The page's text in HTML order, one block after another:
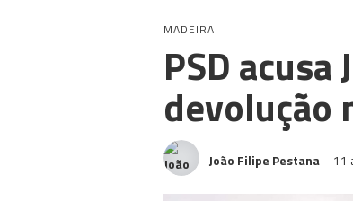
MADEIRA
PSD
devolução
João Filipe Pestana 11